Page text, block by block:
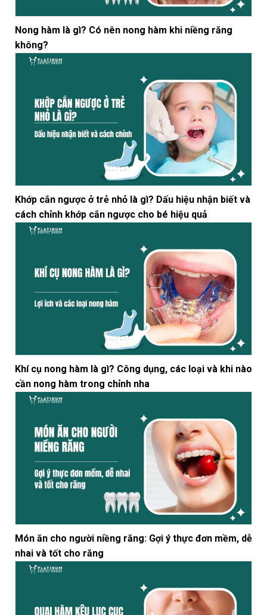
Nong hàm là gì? Có nên nong hàm khi niềng răng
không?
Khớp cắn ngược ở trẻ nhỏ là gì? Dấu hiệu nhận biết và
cách chỉnh khớp cắn ngược cho bé hiệu quả
Khí cụ nong hàm là gì? Công dụng, các loại và khi nào
cần nong hàm trong chỉnh nha
Món ăn cho người niềng răng: Gợi ý thực đơn mềm, dễ
nhai và tốt cho răng